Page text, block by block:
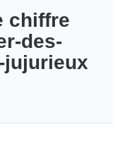
chiffre
des-
jujurieux